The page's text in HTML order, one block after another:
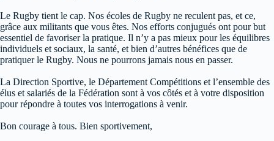
Le Rugby tient le cap. Nos écoles de Rugby ne reculent pas, et ce,
grâce aux militants que vous êtes. Nos efforts conjugués ont pour but
essentiel de favoriser la pratique. Il n’y a pas mieux pour les équilibres
individuels et sociaux, la santé, et bien d’autres bénéfices que de
pratiquer le Rugby. Nous ne pourrons jamais nous en passer.
La Direction Sportive, le Département Compétitions et l’ensemble des
élus et salariés de la Fédération sont à vos côtés et à votre disposition
pour répondre à toutes vos interrogations à venir.
Bon courage à tous. Bien sportivement,